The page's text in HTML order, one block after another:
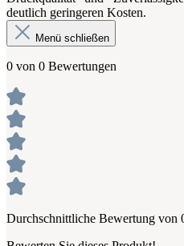
deutlich geringeren Kosten.
Menü schließen
0 von 0 Bewertungen
Durchschnittliche Bewertung von